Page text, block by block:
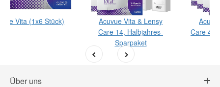
Vita (1x6 Stück)
Acuvue Vita & Lensy
Care 14, Halbjahres-
Sparpaket
Care 4,
Über uns